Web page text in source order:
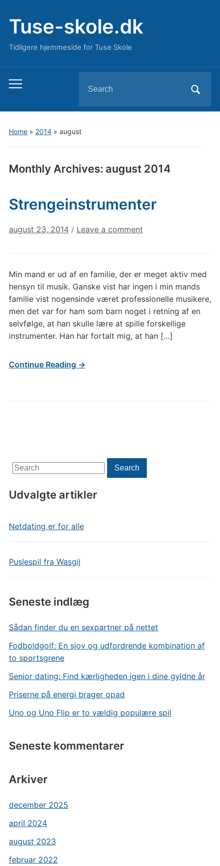
Tuse-skole.dk
Tidligere hjemmeside for Tuse Skole
Toggle
menu
for:
Home» 2014» august
Monthly Archives: august 2014
Strengeinstrumenter
august 23, 2014 / Leave a comment
Min mand er ud af en familie, der er meget aktiv med
hensyn til musik. Ganske vist har ingen i min mands
familie vist nogensinde været professionelle musikere,
men det var for ham som barn noget i retning af en
selvfølge, at han skulle lære at spille forskellige
instrumenter. Han har fortalt mig, at han […]
Continue Reading →
Search
for:
Search
Udvalgte artikler
Netdating er for alle
Puslespil fra Wasgij
Seneste indlæg
Sådan finder du en sexpartner på nettet
Fodboldgolf: En sjov og udfordrende kombination af
to sportsgrene
Senior dating: Find kærligheden igen i dine gyldne år
Priserne på energi brager opad
Uno og Uno Flip er to vældig populære spil
Seneste kommentarer
Arkiver
december 2025
april 2024
august 2023
februar 2022